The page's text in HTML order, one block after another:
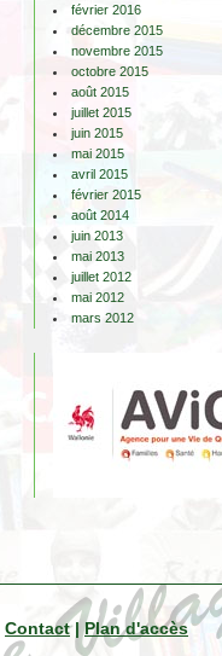
février 2016
décembre 2015
novembre 2015
octobre 2015
août 2015
juillet 2015
juin 2015
mai 2015
avril 2015
février 2015
août 2014
juin 2013
mai 2013
juillet 2012
mai 2012
mars 2012
Contact| Plan d'accès